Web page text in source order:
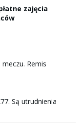
zajęcia
Remis
Są utrudnienia